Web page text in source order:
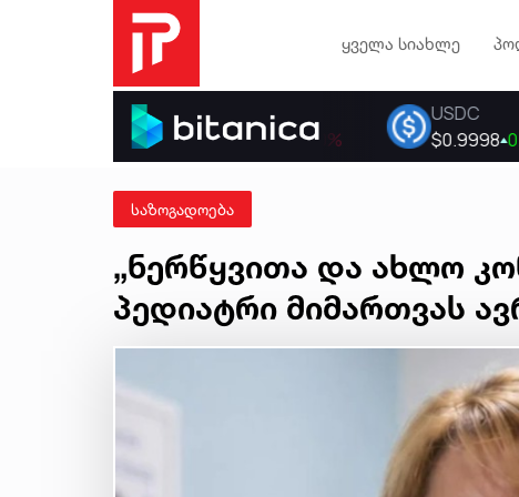
ყველა სიახლე
საზოგადოება
„ნერწყვითა და ახლო
პედიატრი მიმართვას